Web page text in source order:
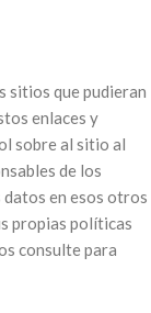
sitios que pudieran
enlaces y
sobre al sitio al
de los
en esos otros
propias políticas
consulte para